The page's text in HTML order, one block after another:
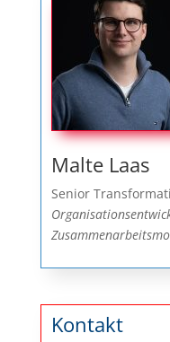
Malte Laas
Senior
Kontakt